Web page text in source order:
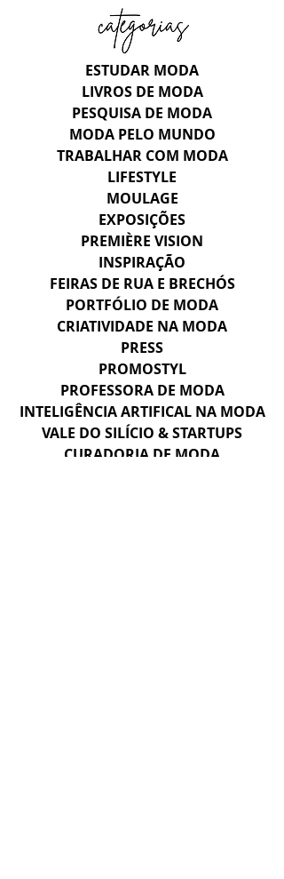
ESTUDAR MODA
LIVROS DE MODA
PESQUISA DE MODA
MODA PELO MUNDO
TRABALHAR COM MODA
LIFESTYLE
MOULAGE
EXPOSIÇÕES
PREMIÈRE VISION
INSPIRAÇÃO
FEIRAS DE RUA E BRECHÓS
PORTFÓLIO DE MODA
CRIATIVIDADE NA MODA
PRESS
PROMOSTYL
PROFESSORA DE MODA
INTELIGÊNCIA ARTIFICAL NA MODA
VALE DO SILÍCIO & STARTUPS
CURADORIA DE MODA